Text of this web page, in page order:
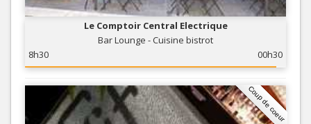
Le Comptoir Central Electrique
Bar Lounge - Cuisine bistrot
8h30
00h30
Coup de coeur